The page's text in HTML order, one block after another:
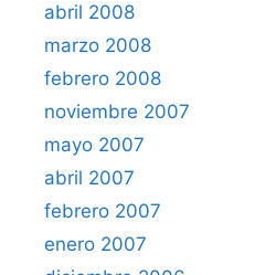
abril 2008
marzo 2008
febrero 2008
noviembre 2007
mayo 2007
abril 2007
febrero 2007
enero 2007